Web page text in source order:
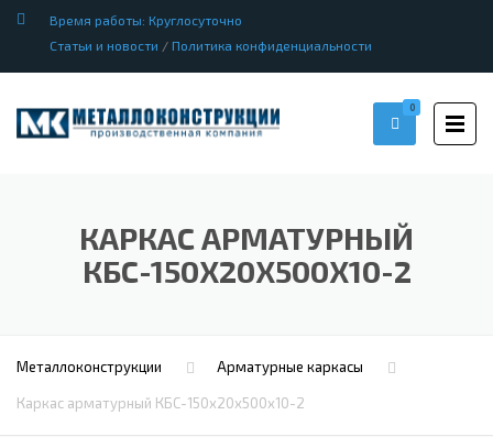
Время работы: Круглосуточно
Статьи и новости / Политика конфиденциальности
0
КАРКАС АРМАТУРНЫЙ
КБС-150Х20Х500Х10-2
Металлоконструкции Арматурные каркасы
Каркас арматурный КБС-150х20х500х10-2